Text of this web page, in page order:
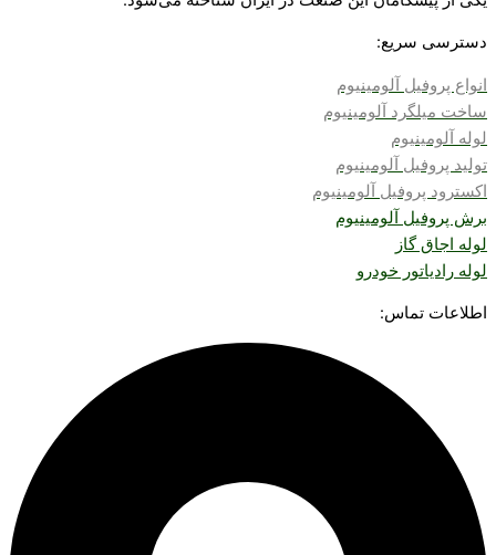
دسترسی سریع:
انواع پروفیل آلومینیوم
ساخت میلگرد آلومینیوم
لوله آلومینیوم
تولید پروفیل آلومینیوم
اکسترود پروفیل آلومینیوم
برش پروفیل آلومینیوم
لوله اجاق گاز
لوله رادیاتور خودرو
اطلاعات تماس: